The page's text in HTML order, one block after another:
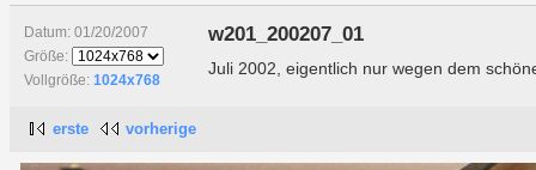
Datum: 01/20/2007
Größe:
Vollgröße: 1024x768
w201_200207_01
Juli 2002, eigentlich nur wegen dem
erste vorherige